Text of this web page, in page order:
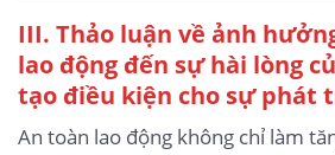
III. Thảo luận về ảnh
lao động đến sự hài lòng
tạo điều kiện cho sự phát
An toàn lao động không chỉ làm